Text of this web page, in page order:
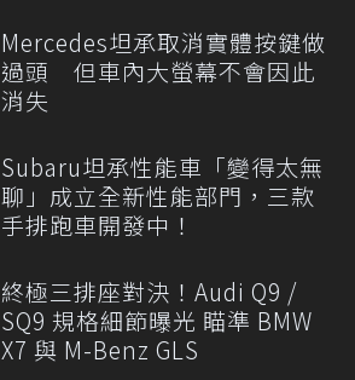
Mercedes坦承取消實體按鍵做
過頭 但車內大螢幕不會因此
消失
Subaru坦承性能車「變得太無
聊」成立全新性能部門，三款
手排跑車開發中！
終極三排座對決！Audi Q9 /
SQ9 規格細節曝光 瞄準 BMW
X7 與 M-Benz GLS